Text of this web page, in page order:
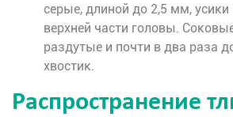
серые, длиной до 2,5 мм,
верхней части головы.
раздутые и почти в два раза
хвостик.
Распространение